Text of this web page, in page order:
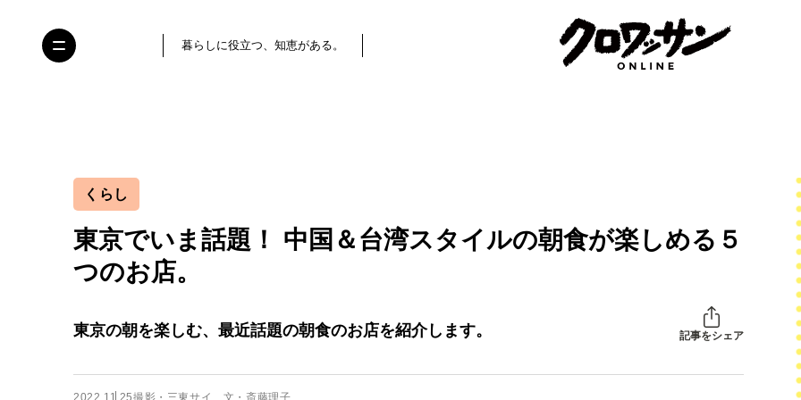
暮らしに役立つ、知恵がある。
くらし
東京でいま話題！ 中国＆台湾スタイルの朝食が楽しめる５
つのお店。
東京の朝を楽しむ、最近話題の朝食のお店を紹介します。 記事をシェア
2022.11.25撮影・三東サイ 文・斎藤理子